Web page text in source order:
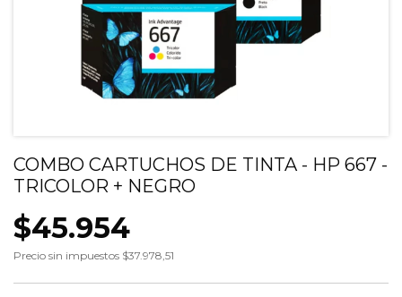
COMBO CARTUCHOS DE TINTA - HP 667 -
TRICOLOR + NEGRO
$45.954
Precio sin impuestos $37.978,51